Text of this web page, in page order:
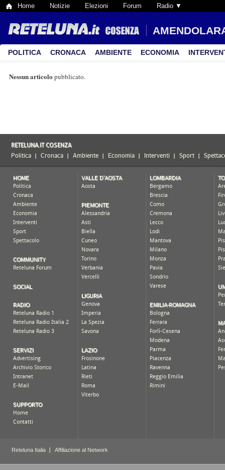
Home Notizie Elezioni Forum Radio ▼
POLITICA CRONACA AMBIENTE ECONOMIA
Nessun articolo pubblicato.